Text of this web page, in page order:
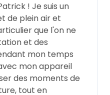
! Je suis un
de plein air et
que l'on ne
et des
mon temps
mon appareil
des moments de
tout en